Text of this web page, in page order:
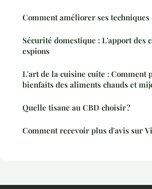
Comment améliorer ses techniques
Sécurité domestique : L'apport des
espions
L'art de la cuisine cuite : Comment
bienfaits des aliments chauds et
Quelle tisane au CBD choisir ?
Comment recevoir plus d'avis sur